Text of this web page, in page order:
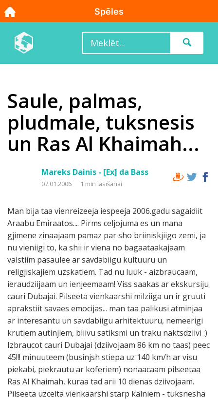
Saule, palmas,
pludmale, tuksnesis
un Ras Al Khaimah...
Mareks Dainis - [Ex] da Bass
07.01.2006 1 min lasīšanai
Man bija taa vienreizeeja iespeeja 2006.gadu sagaidiit
Araabu Emiraatos.... Pirms celjojuma es un mana
gjimene zinaajaam pamaz par sho briiniskjiigo zemi, ja
nu vieniigi to, ka shii ir viena no bagaataakajaam
valstiim pasaulee ar savdabiigu kultuuru un
religjiskajiem uzskatiem. Tad nu luuk - aizbraucaam,
ieraudziijaam un ienjeemaam! Viss saakas ar ekskursiju
cauri Dubajai. Pilseeta vienkaarshi milziiga un ir gruuti
aprakstiit savaes emocijas... man taa palikusi atminjaa
ar interesantu un savdabiigu arhitektuuru, nemeerigi
krutiem autinjiem, bliivu satiksmi un traku naktsdziivi :)
Izbraucot cauri Dubajai (dziivojaam 86 km no taas) peec
45!!! minuuteem (businjsh stiepa uz 140 km/h ar visu
piekabi, piekrautu ar koferiem) nonaacaam pilseetaa
Ras Al Khaimah, kuraa tad arii 10 dienas dziivojaam.
Pilseeta uzcelta vienkaarshi starp kalniem - tuksnesha